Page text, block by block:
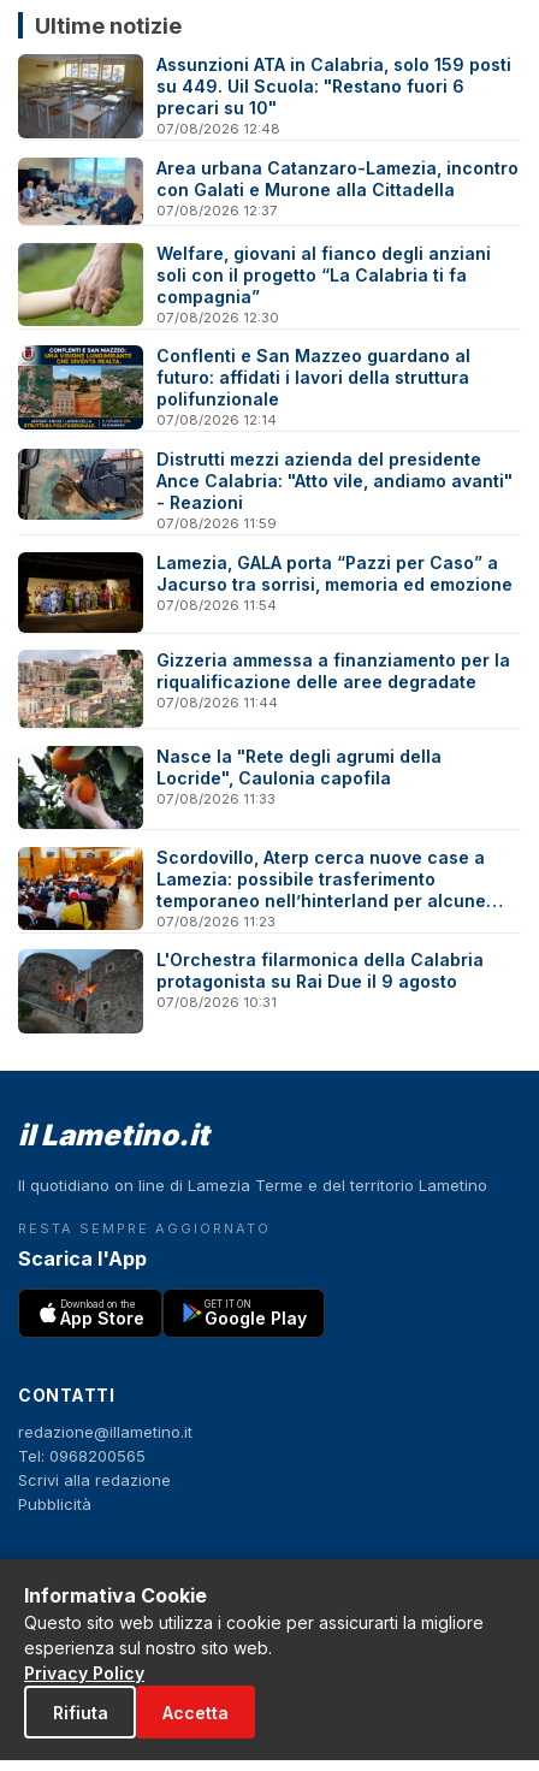
Ultime notizie
Assunzioni ATA in Calabria, solo 159 posti
su 449. Uil Scuola: "Restano fuori 6
precari su 10"
07/08/2026 12:48
Area urbana Catanzaro-Lamezia, incontro
con Galati e Murone alla Cittadella
07/08/2026 12:37
Welfare, giovani al fianco degli anziani
soli con il progetto “La Calabria ti fa
compagnia”
07/08/2026 12:30
Conflenti e San Mazzeo guardano al
futuro: affidati i lavori della struttura
polifunzionale
07/08/2026 12:14
Distrutti mezzi azienda del presidente
Ance Calabria: "Atto vile, andiamo avanti"
- Reazioni
07/08/2026 11:59
Lamezia, GALA porta “Pazzi per Caso” a
Jacurso tra sorrisi, memoria ed emozione
07/08/2026 11:54
Gizzeria ammessa a finanziamento per la
riqualificazione delle aree degradate
07/08/2026 11:44
Nasce la "Rete degli agrumi della
Locride", Caulonia capofila
07/08/2026 11:33
Scordovillo, Aterp cerca nuove case a
Lamezia: possibile trasferimento
temporaneo nell’hinterland per alcune
famiglie
07/08/2026 11:23
L'Orchestra filarmonica della Calabria
protagonista su Rai Due il 9 agosto
07/08/2026 10:31
il Lametino.it
Il quotidiano on line di Lamezia Terme e del territorio Lametino
RESTA SEMPRE AGGIORNATO
Scarica l'App
Download on the
App Store
GET IT ON
Google Play
CONTATTI
redazione@illametino.it
Tel: 0968200565
Scrivi alla redazione
Pubblicità
f X IG YT
Privacy Policy
Cookie Policy
Note legali
La Redazione
Informativa Cookie
Questo sito web utilizza i cookie per assicurarti la migliore
esperienza sul nostro sito web.
Privacy Policy
Rifiuta
Accetta